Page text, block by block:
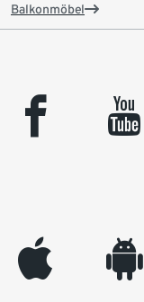
Balkonmöbel
facebook youtube
appleinc android